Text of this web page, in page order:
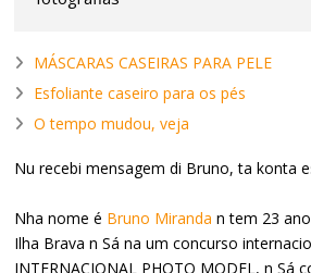
MÁSCARAS CASEIRAS PARA PELE
Esfoliante caseiro para os pés
O tempo mudou, veja
Nu recebi mensagem di Bruno, ta konta
Nha nome é Bruno Miranda n tem 23
Ilha Brava n Sá na um concurso
INTERNACIONAL PHOTO MODEL, n Sá